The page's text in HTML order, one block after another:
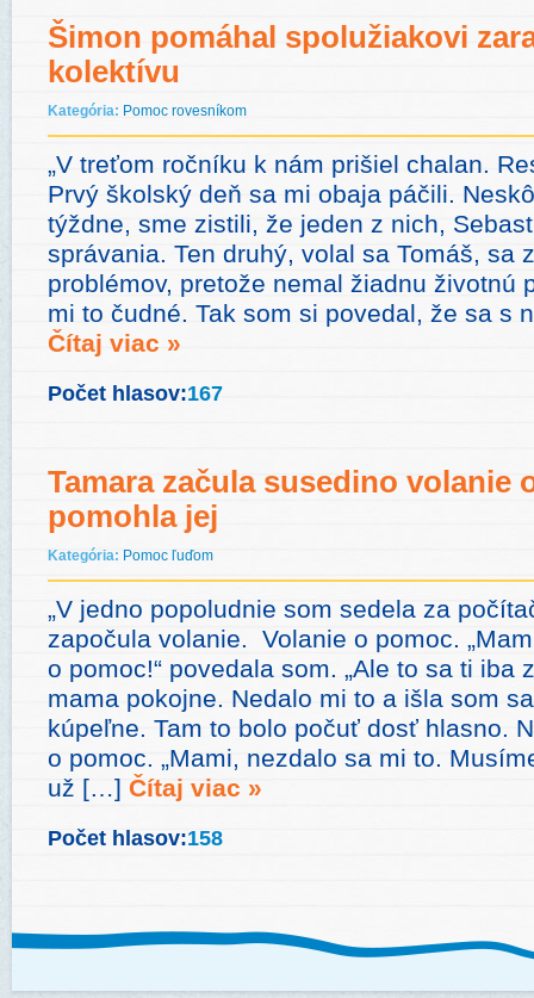
Šimon pomáhal spolužiakovi
kolektívu
Kategória: Pomoc rovesníkom
„V treťom ročníku k nám prišiel chalan.
Prvý školský deň sa mi obaja páčili.
týždne, sme zistili, že jeden z nich,
správania. Ten druhý, volal sa Tomáš, sa
problémov, pretože nemal žiadnu životnú
mi to čudné. Tak som si povedal, že sa s
Čítaj viac »
Počet hlasov:167
Tamara začula susedino volanie
pomohla jej
Kategória: Pomoc ľuďom
„V jedno popoludnie som sedela za
započula volanie. Volanie o pomoc.
o pomoc!“ povedala som. „Ale to sa ti iba
mama pokojne. Nedalo mi to a išla som
kúpeľne. Tam to bolo počuť dosť hlasno.
o pomoc. „Mami, nezdalo sa mi to.
už […] Čítaj viac »
Počet hlasov:158